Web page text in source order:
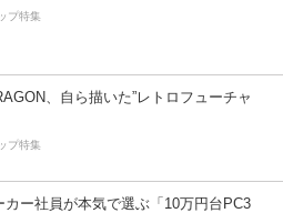
プ特集
、自ら描いた”レトロフューチャ
プ特集
カー社員が本気で選ぶ「10万円台PC3